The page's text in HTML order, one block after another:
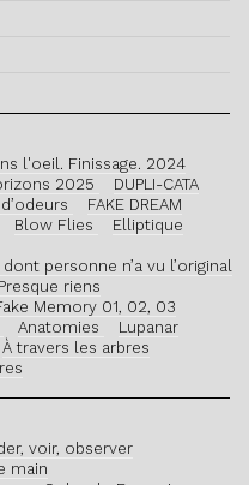
l'oeil. Finissage. 2024
2025
DUPLI-CATA
FAKE DREAM
Blow Flies
Elliptique
personne n’a vu l’original
Presque riens
Memory 01, 02, 03
Anatomies
Lupanar
À travers les arbres
voir, observer
main